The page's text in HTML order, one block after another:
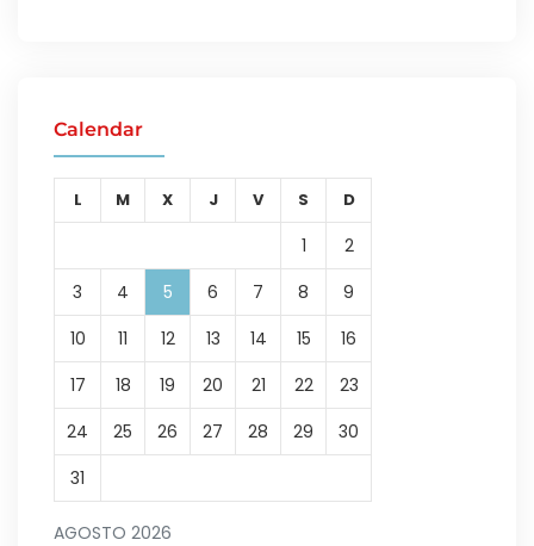
Calendar
AGOSTO 2026
L M X J V S D
1
2
3
4 5 6 7 8
9
10
11 12 13 14 15
16
17
18 19 20 21 22
23
24
25 26 27 28 29
30
31